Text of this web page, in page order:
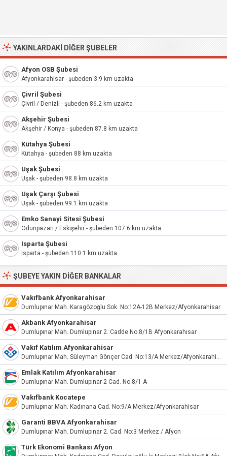
YAKINLARDAKI DIĞER ŞUBELER
Afyon OSB Şubesi
Afyonkarahisar - şubeden 3.9 km uzakta
Çivril Şubesi
Çivril / Denizli - şubeden 86.2 km uzakta
Akşehir Şubesi
Akşehir / Konya - şubeden 87.8 km uzakta
Kütahya Şubesi
Kütahya - şubeden 88 km uzakta
Uşak Şubesi
Uşak - şubeden 98.8 km uzakta
Uşak Çarşı Şubesi
Uşak - şubeden 99.1 km uzakta
Emko Sanayi Sitesi Şubesi
Odunpazarı / Eskişehir - şubeden 107.6 km uzakta
Isparta Şubesi
Isparta - şubeden 110.1 km uzakta
ŞUBEYE YAKIN DIĞER BANKALAR
Vakıfbank Afyonkarahisar
Dumlupınar Mah. Karagözoğlu Sok. No:12A-12B Merkez/Afyonkarahisar
Akbank Afyonkarahisar
Dumlupınar Mah. Dumlupınar 2. Cadde No:8/1B Afyonkarahısar
Vakıf Katılım Afyonkarahisar
Dumlupınar Mah. Süleyman Gönçer Cad. No:13/A Merkez/Afyonkarahisar
Emlak Katılım Afyonkarahisar
Dumlupınar Mah. Dumlupınar 2 Cad. No:8/1 A
Vakıfbank Kocatepe
Dumlupınar Mah. Kadınana Cad. No:9/A Merkez/Afyonkarahisar
Garanti BBVA Afyonkarahisar
Dumlupınar Mah. Dumlupınar 2. Cad. No:3 Merkez / Afyon
Türk Ekonomi Bankası Afyon